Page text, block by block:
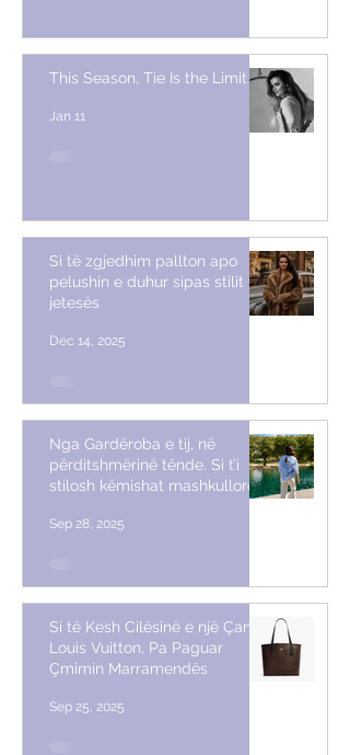
This Season, Tie Is the Limit
Jan 11
Si të zgjedhim pallton apo
pelushin e duhur sipas stilit të
jetesës
Dec 14, 2025
Nga Gardëroba e tij, në
përditshmërinë tënde. Si t’i
stilosh këmishat mashkullore
Sep 28, 2025
Si të Kesh Cilësinë e një Çante
Louis Vuitton, Pa Paguar
Çmimin Marramendës
Sep 25, 2025